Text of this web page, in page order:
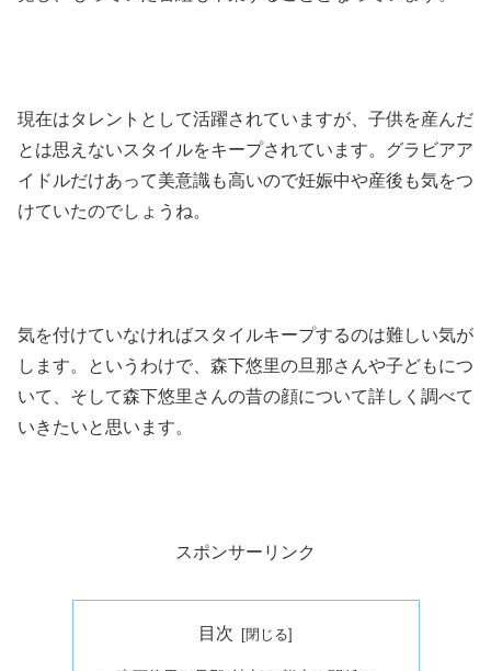
現在はタレントとして活躍されていますが、子供を産んだ
とは思えないスタイルをキープされています。グラビアア
イドルだけあって美意識も高いので妊娠中や産後も気をつ
けていたのでしょうね。
気を付けていなければスタイルキープするのは難しい気が
します。というわけで、森下悠里の旦那さんや子どもにつ
いて、そして森下悠里さんの昔の顔について詳しく調べて
いきたいと思います。
スポンサーリンク
目次